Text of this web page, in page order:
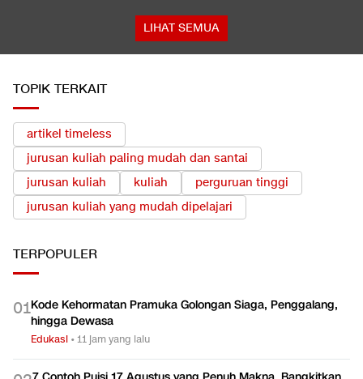
LIHAT SEMUA
TOPIK TERKAIT
artikel timeless
jurusan kuliah paling mudah dan santai
jurusan kuliah
kuliah
perguruan tinggi
jurusan kuliah yang mudah dipelajari
TERPOPULER
01Kode Kehormatan Pramuka Golongan Siaga, Penggalang,
hingga Dewasa
Edukasi •11 jam yang lalu